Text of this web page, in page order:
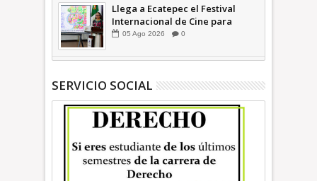
Llega a Ecatepec el Festival
Internacional de Cine para
Niños (… y no tan Niños) +Video
05 Ago 2026 0
SERVICIO SOCIAL